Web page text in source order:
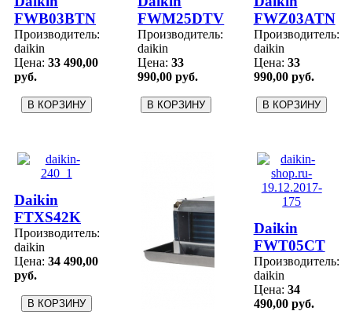
FWB03BTN
Производитель:
daikin
Цена: 33 490,00
руб.
FWM25DTV
Производитель:
daikin
Цена:33
990,00 руб.
FWZ03ATN
Производитель:
daikin
Цена: 33
990,00 руб.
Daikin
FTXS42K
Производитель:
daikin
Цена: 34 490,00
руб.
Daikin
FWT05CT
Производитель:
daikin
Цена: 34
490,00 руб.